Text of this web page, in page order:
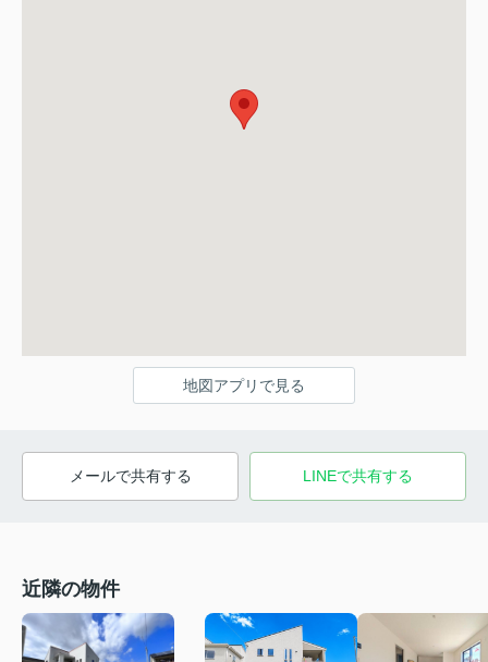
地図アプリで見る
メールで共有する LINEで共有する
近隣の物件